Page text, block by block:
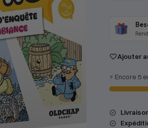
Ajouter
⚡️ Encore 5